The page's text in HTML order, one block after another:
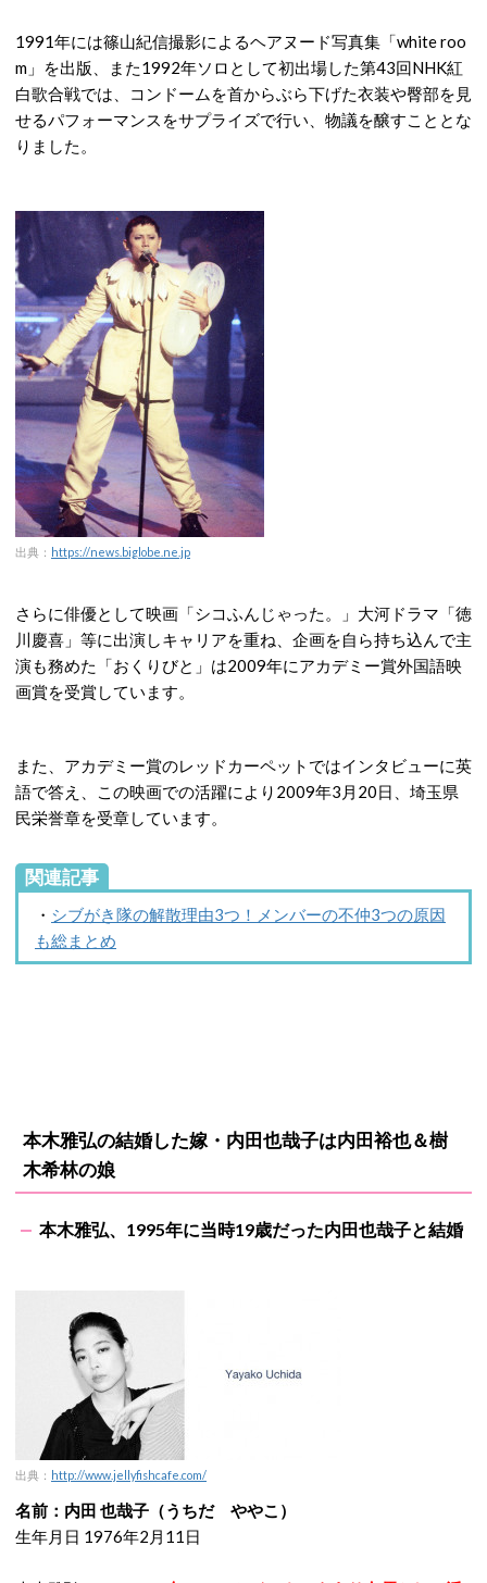
1991年には篠山紀信撮影によるヘアヌード写真集「white roo
m」を出版、また1992年ソロとして初出場した第43回NHK紅
白歌合戦では、コンドームを首からぶら下げた衣装や臀部を見
せるパフォーマンスをサプライズで行い、物議を醸すこととな
りました。
出典： https://news.biglobe.ne.jp
さらに俳優として映画「シコふんじゃった。」大河ドラマ「徳
川慶喜」等に出演しキャリアを重ね、企画を自ら持ち込んで主
演も務めた「おくりびと」は2009年にアカデミー賞外国語映
画賞を受賞しています。
また、アカデミー賞のレッドカーペットではインタビューに英
語で答え、この映画での活躍により2009年3月20日、埼玉県
民栄誉章を受章しています。
関連記事
・ シブがき隊の解散理由3つ！メンバーの不仲3つの原因
も総まとめ
本木雅弘の結婚した嫁・内田也哉子は内田裕也＆樹
木希林の娘
本木雅弘、1995年に当時19歳だった内田也哉子と結婚
出典： http://www.jellyfishcafe.com/
名前：内田 也哉子（うちだ ややこ）
生年月日 1976年2月11日